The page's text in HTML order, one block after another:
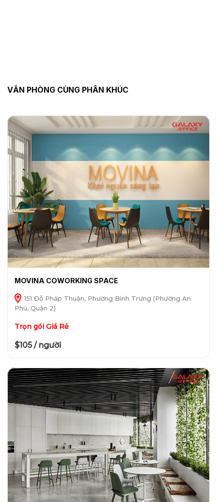
VĂN PHÒNG CÙNG PHÂN KHÚC
MOVINA COWORKING SPACE
151 Đỗ Pháp Thuận, Phường Bình Trưng (Phường An
Phú, Quận 2)
Trọn gói Giá Rẻ
$105 / người